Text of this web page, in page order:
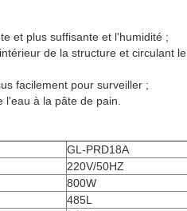
et plus suffisante et l'humidité ;
de la structure et circulant le
facilement pour surveiller ;
à la pâte de pain.
GL-PRD18A
220V/50HZ
800W
485L